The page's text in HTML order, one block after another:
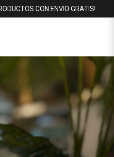
CON ENVIO GRATIS!